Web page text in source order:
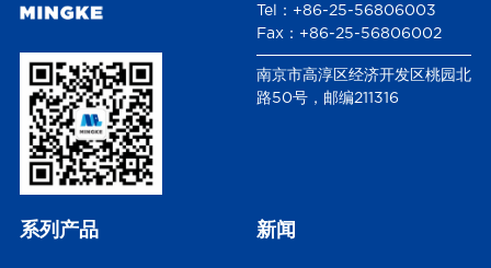
Tel：+86-25-56806003
Fax：+86-25-56806002
南京市高淳区经济开发区桃园北
路50号，邮编211316
系列产品 新闻